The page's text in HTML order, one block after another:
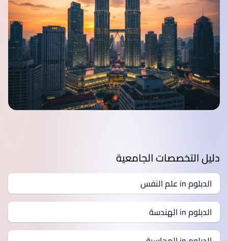
دليل التخصصات الجامعية
الدبلوم in علم النفس
الدبلوم in الهندسة